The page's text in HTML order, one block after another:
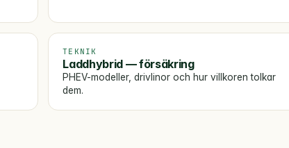
TEKNIK
Laddhybrid — försäkring
PHEV-modeller, drivlinor och hur villkoren tolkar
dem.